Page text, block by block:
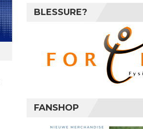
BLESSURE?
FANSHOP